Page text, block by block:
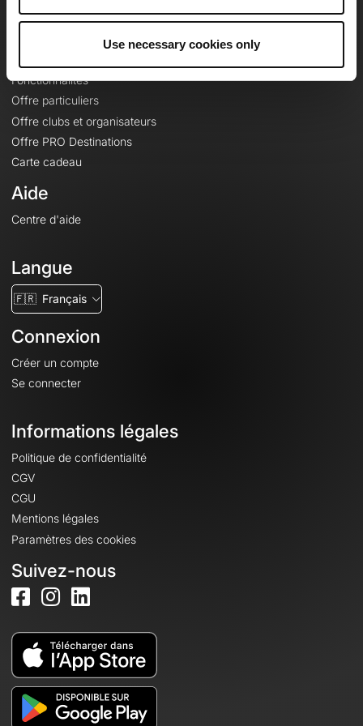
Use necessary cookies only
Fonctionnalités
Offre particuliers
Offre clubs et organisateurs
Offre PRO Destinations
Carte cadeau
Aide
Centre d'aide
Langue
🇫🇷 Français
Connexion
Créer un compte
Se connecter
Informations légales
Politique de confidentialité
CGV
CGU
Mentions légales
Paramètres des cookies
Suivez-nous